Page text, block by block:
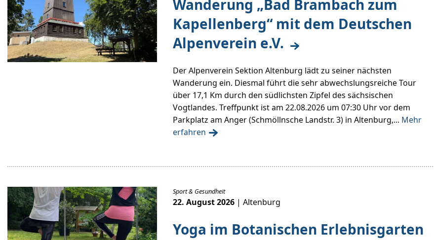
Wanderung „Bad Brambach zum
Kapellenberg“ mit dem Deutschen
Alpenverein e.V.
Der Alpenverein Sektion Altenburg lädt zu seiner nächsten
Wanderung ein. Diesmal führt die sehr abwechslungsreiche Tour
über 17,1 Km durch den südlichsten Zipfel des sächsischen
Vogtlandes. Treffpunkt ist am 22.08.2026 um 07:30 Uhr vor dem
Parkplatz am Anger (Schmöllnsche Landstr. 3) in Altenburg,... Mehr
erfahren
Yoga im Botanischen Erlebnisgarten
Sport & Gesundheit
22. August 2026 | Altenburg